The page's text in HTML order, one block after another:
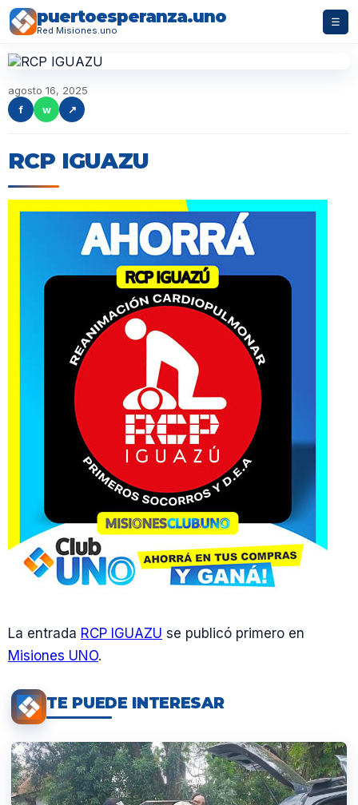
puertoesperanza.uno
Red Misiones.uno
☰
agosto 16, 2025
f
w ↗
RCP IGUAZU
La entrada RCP IGUAZU se publicó primero en
Misiones UNO.
TE PUEDE INTERESAR